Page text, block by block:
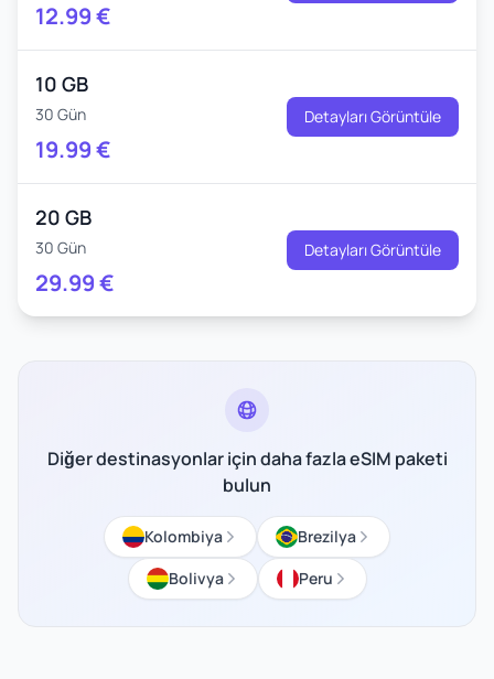
12.99€
10 GB
30 Gün
19.99€
Detayları Görüntüle
20 GB
30 Gün
29.99€
Detayları Görüntüle
Diğer destinasyonlar için daha fazla eSIM paketi
bulun
Kolombiya
Brezilya
Bolivya
Peru